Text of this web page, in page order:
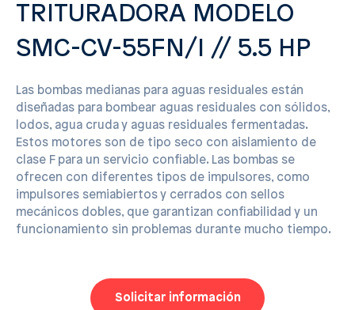
TRITURADORA MODELO
SMC-CV-55FN/I // 5.5 HP
Las bombas medianas para aguas residuales están
diseñadas para bombear aguas residuales con sólidos,
lodos, agua cruda y aguas residuales fermentadas.
Estos motores son de tipo seco con aislamiento de
clase F para un servicio confiable. Las bombas se
ofrecen con diferentes tipos de impulsores, como
impulsores semiabiertos y cerrados con sellos
mecánicos dobles, que garantizan confiabilidad y un
funcionamiento sin problemas durante mucho tiempo.
Solicitar información